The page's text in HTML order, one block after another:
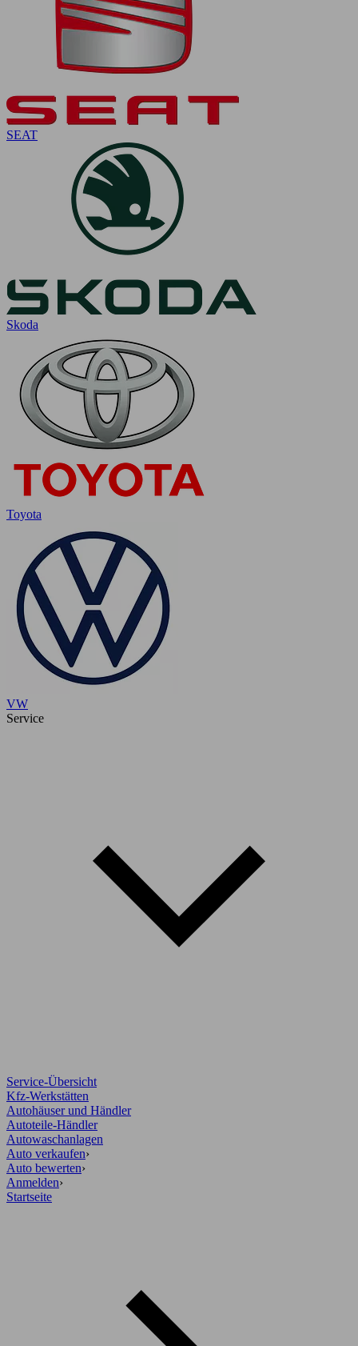
SEAT
Skoda
Toyota
VW
Service
Service-Übersicht
Kfz-Werkstätten
Autohäuser und Händler
Autoteile-Händler
Autowaschanlagen
Auto verkaufen›
Auto bewerten›
Anmelden›
Startseite